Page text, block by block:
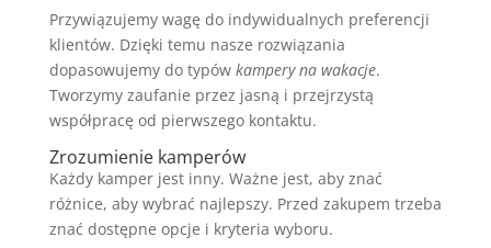
Przywiązujemy wagę do indywidualnych preferencji
klientów. Dzięki temu nasze rozwiązania
dopasowujemy do typów kampery na wakacje.
Tworzymy zaufanie przez jasną i przejrzystą
współpracę od pierwszego kontaktu.
Zrozumienie kamperów
Każdy kamper jest inny. Ważne jest, aby znać
różnice, aby wybrać najlepszy. Przed zakupem trzeba
znać dostępne opcje i kryteria wyboru.